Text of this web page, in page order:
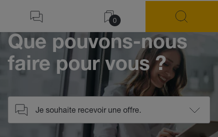
0
Que pouvons-nous
faire pour vous ?